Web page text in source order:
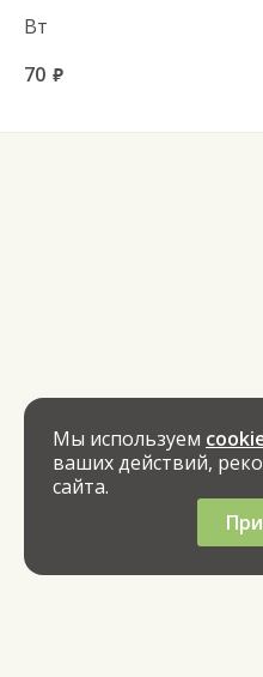
Вт
70 руб.
Мы используем
ваших действий,
сайта.